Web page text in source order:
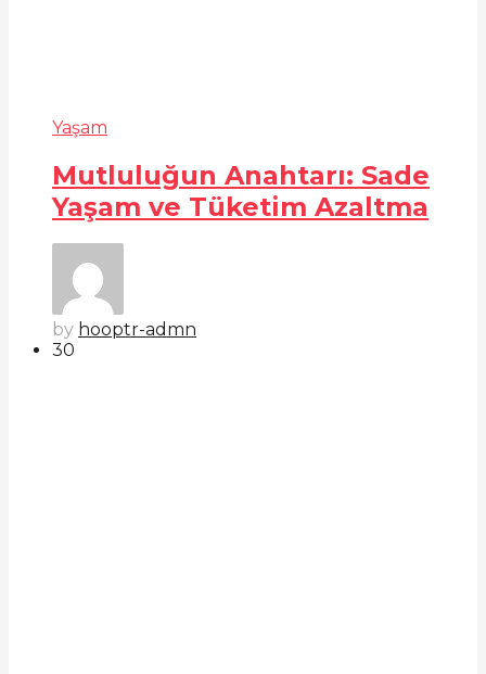
Yaşam
Mutluluğun Anahtarı: Sade
Yaşam ve Tüketim Azaltma
by hooptr-admn
30